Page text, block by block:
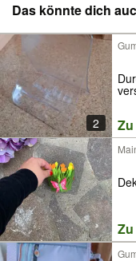
Das könnte dich
2